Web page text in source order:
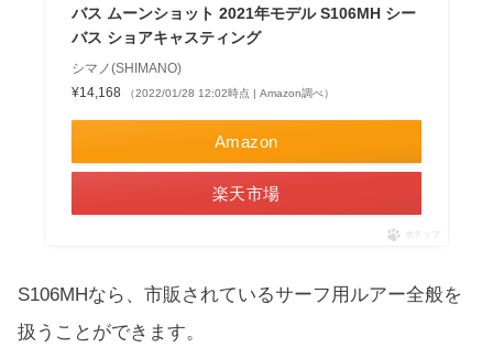
バス ムーンショット 2021年モデル S106MH シー
バス ショアキャスティング
シマノ(SHIMANO)
¥14,168
（2022/01/28 12:02時点 | Amazon調べ）
Amazon
楽天市場
ポチップ
S106MHなら、市販されているサーフ用ルアー全般を
扱うことができます。